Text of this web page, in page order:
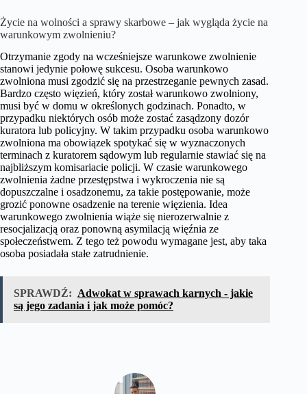
Życie na wolności a sprawy skarbowe – jak wygląda życie na
warunkowym zwolnieniu?
Otrzymanie zgody na wcześniejsze warunkowe zwolnienie
stanowi jedynie połowę sukcesu. Osoba warunkowo
zwolniona musi zgodzić się na przestrzeganie pewnych zasad.
Bardzo często więzień, który został warunkowo zwolniony,
musi być w domu w określonych godzinach. Ponadto, w
przypadku niektórych osób może zostać zasądzony dozór
kuratora lub policyjny. W takim przypadku osoba warunkowo
zwolniona ma obowiązek spotykać się w wyznaczonych
terminach z kuratorem sądowym lub regularnie stawiać się na
najbliższym komisariacie policji. W czasie warunkowego
zwolnienia żadne przestępstwa i wykroczenia nie są
dopuszczalne i osadzonemu, za takie postępowanie, może
grozić ponowne osadzenie na terenie więzienia. Idea
warunkowego zwolnienia wiąże się nierozerwalnie z
resocjalizacją oraz ponowną asymilacją więźnia ze
społeczeństwem. Z tego też powodu wymagane jest, aby taka
osoba posiadała stałe zatrudnienie.
SPRAWDŹ: Adwokat w sprawach karnych - jakie
są jego zadania i jak może pomóc?